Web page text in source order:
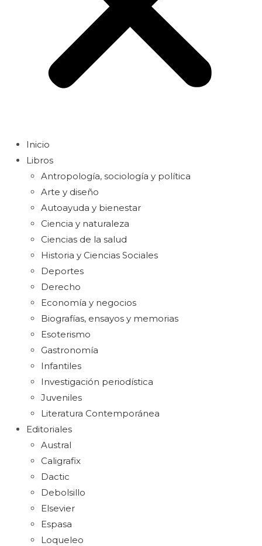
Inicio
Libros
Antropología, sociología y política
Arte y diseño
Autoayuda y bienestar
Ciencia y naturaleza
Ciencias de la salud
Historia y Ciencias Sociales
Deportes
Derecho
Economía y negocios
Biografías, ensayos y memorias
Esoterismo
Gastronomía
Infantiles
Investigación periodística
Juveniles
Literatura Contemporánea
Editoriales
Austral
Caligrafix
Dactic
Debolsillo
Elsevier
Espasa
Loqueleo